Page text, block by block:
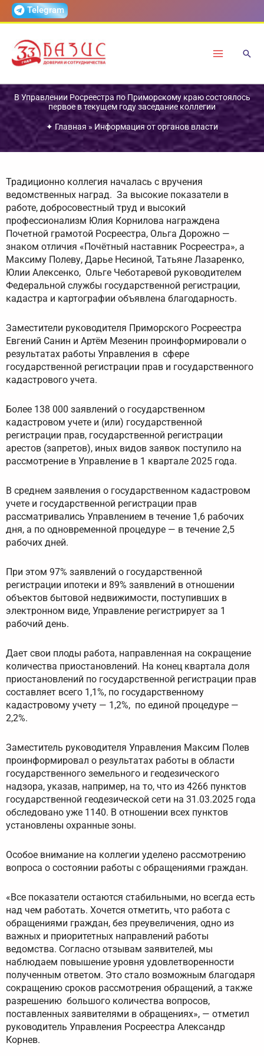
ПерейтиTelegram
В Управлении Росреестра по Приморскому краю состоялось
первое в текущем году заседание коллегии
✦ Главная » Информация от органов власти
Традиционно коллегия началась с вручения
ведомственных наград. За высокие показатели в
работе, добросовестный труд и высокий
профессионализм Юлия Корнилова награждена
Почетной грамотой Росреестра, Ольга Дорожно —
знаком отличия «Почётный наставник Росреестра», а
Максиму Полеву, Дарье Несиной, Татьяне Лазаренко,
Юлии Алексенко, Ольге Чеботаревой руководителем
Федеральной службы государственной регистрации,
кадастра и картографии объявлена благодарность.
Заместители руководителя Приморского Росреестра
Евгений Санин и Артём Мезенин проинформировали о
результатах работы Управления в сфере
государственной регистрации прав и государственного
кадастрового учета.
Более 138 000 заявлений о государственном
кадастровом учете и (или) государственной
регистрации прав, государственной регистрации
арестов (запретов), иных видов заявок поступило на
рассмотрение в Управление в 1 квартале 2025 года.
В среднем заявления о государственном кадастровом
учете и государственной регистрации прав
рассматривались Управлением в течение 1,6 рабочих
дня, а по одновременной процедуре — в течение 2,5
рабочих дней.
При этом 97% заявлений о государственной
регистрации ипотеки и 89% заявлений в отношении
объектов бытовой недвижимости, поступивших в
электронном виде, Управление регистрирует за 1
рабочий день.
Дает свои плоды работа, направленная на сокращение
количества приостановлений. На конец квартала доля
приостановлений по государственной регистрации прав
составляет всего 1,1%, по государственному
кадастровому учету — 1,2%, по единой процедуре —
2,2%.
Заместитель руководителя Управления Максим Полев
проинформировал о результатах работы в области
государственного земельного и геодезического
надзора, указав, например, на то, что из 4266 пунктов
государственной геодезической сети на 31.03.2025 года
обследовано уже 1140. В отношении всех пунктов
установлены охранные зоны.
Особое внимание на коллегии уделено рассмотрению
вопроса о состоянии работы с обращениями граждан.
«Все показатели остаются стабильными, но всегда есть
над чем работать. Хочется отметить, что работа с
обращениями граждан, без преувеличения, одно из
важных и приоритетных направлений работы
ведомства. Согласно отзывам заявителей, мы
наблюдаем повышение уровня удовлетворенности
полученным ответом. Это стало возможным благодаря
сокращению сроков рассмотрения обращений, а также
разрешению большого количества вопросов,
поставленных заявителями в обращениях», — отметил
руководитель Управления Росреестра Александр
Корнев.